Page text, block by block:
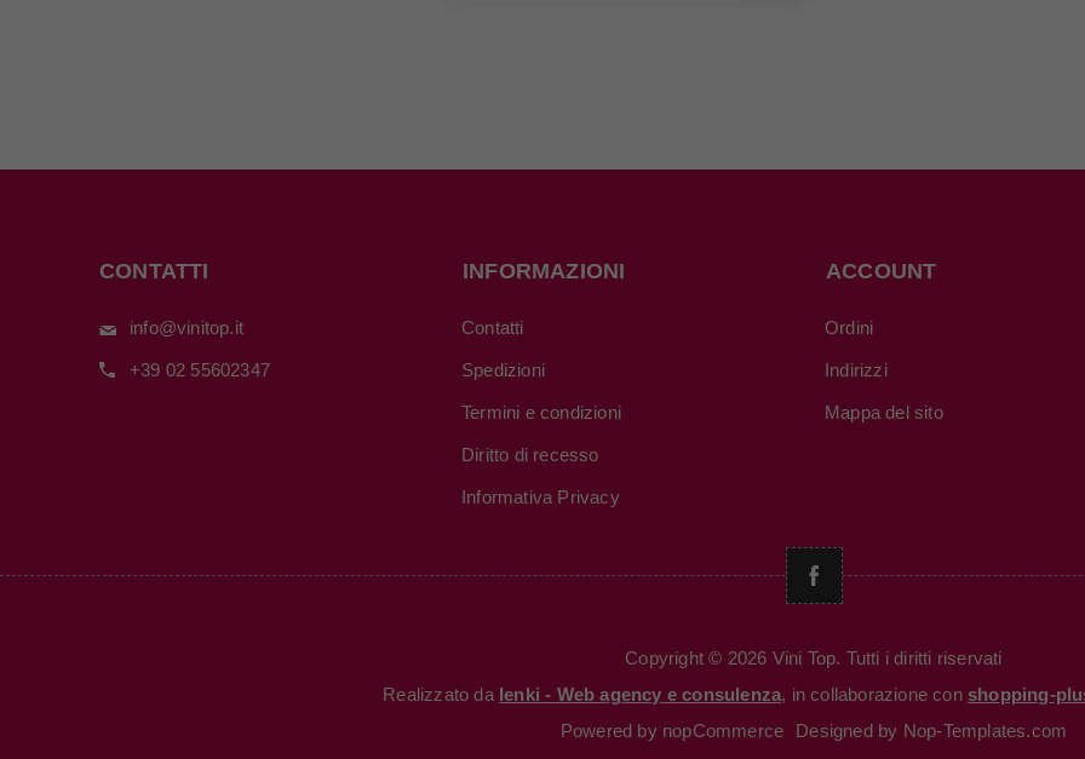
CONTATTI
info@vinitop.it
+39 02 55602347
INFORMAZIONI
Contatti
Spedizioni
Termini e condizioni
Diritto di recesso
Informativa Privacy
ACCOUNT
Ordini
Indirizzi
Mappa del sito
Copyright © 2026 Vini Top. Tutti i diritti riservati
Realizzato da Ienki - Web agency e consulenza, in collaborazione con shopping-
Powered by nopCommerce Designed by Nop-Templates.com